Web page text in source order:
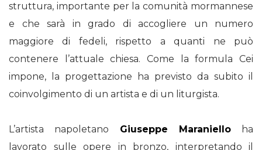
struttura, importante per la comunità mormannese
e che sarà in grado di accogliere un numero
maggiore di fedeli, rispetto a quanti ne può
contenere l’attuale chiesa. Come la formula Cei
impone, la progettazione ha previsto da subito il
coinvolgimento di un artista e di un liturgista.
L’artista napoletano Giuseppe Maranielloha
lavorato sulle opere in bronzo, interpretando il